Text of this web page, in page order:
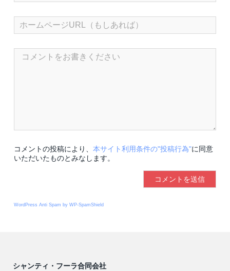
コメントの投稿により、 本サイト利用条件の"投稿行為"に同意
いただいたものとみなします。
WordPress Anti Spam by WP-SpamShield
シャンティ・フーラ合同会社